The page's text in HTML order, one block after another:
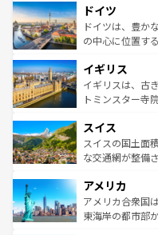
せる。地方によ
ンテンツ一覧を
で、幅広い魅力
聖堂、美しいビ
から魅了する。
いる。シャンパ
香り高いラベン
らに、パリ以外
れる地方に足を
きる
を参照してほし
ドイツ
ドイツは、豊か
の中心に位置す
顔を持つこの国
ルリンの文化的
してライン川沿
は、お酒好きな人に
ドイツ情報はコ
イギリス
イギリスは、古
トミンスター寺
リアごとに異な
ティー、ビール
戦など、本場だ
ンツ一覧を参照
スイス
スイスの国土面
な交通網が整備
の建物がそのま
博物館もあり、
ことができる。
アメリカ
アメリカ合衆国
東海岸の都市部